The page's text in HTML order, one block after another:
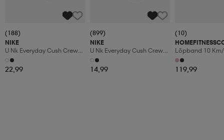
(188)
NIKE
U Nk Everyday Cush Crew
6pr-Bd
22,99
(899)
NIKE
U Nk Everyday Cush Crew
3pr
14,99
(10)
Löpband 10
Manuaalinen
Led-Display
119,99